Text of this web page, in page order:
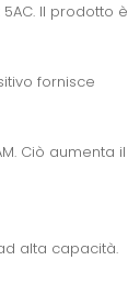
Il prodotto è
fornisce
Ciò aumenta il
alta capacità.